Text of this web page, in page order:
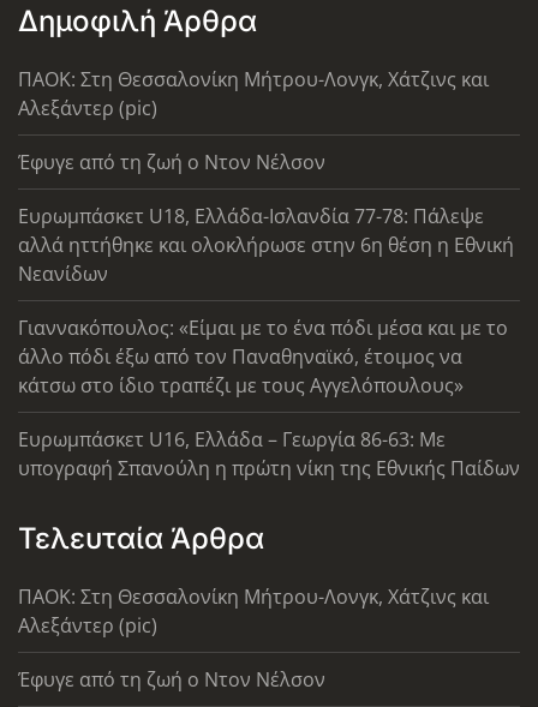
Δημοφιλή Άρθρα
ΠΑΟΚ: Στη Θεσσαλονίκη Μήτρου-Λονγκ, Χάτζινς και
Αλεξάντερ (pic)
Έφυγε από τη ζωή ο Ντον Νέλσον
Ευρωμπάσκετ U18, Ελλάδα-Ισλανδία 77-78: Πάλεψε
αλλά ηττήθηκε και ολοκλήρωσε στην 6η θέση η Εθνική
Νεανίδων
Γιαννακόπουλος: «Είμαι με το ένα πόδι μέσα και με το
άλλο πόδι έξω από τον Παναθηναϊκό, έτοιμος να
κάτσω στο ίδιο τραπέζι με τους Αγγελόπουλους»
Ευρωμπάσκετ U16, Ελλάδα – Γεωργία 86-63: Με
υπογραφή Σπανούλη η πρώτη νίκη της Εθνικής Παίδων
Τελευταία Άρθρα
ΠΑΟΚ: Στη Θεσσαλονίκη Μήτρου-Λονγκ, Χάτζινς και
Αλεξάντερ (pic)
Έφυγε από τη ζωή ο Ντον Νέλσον